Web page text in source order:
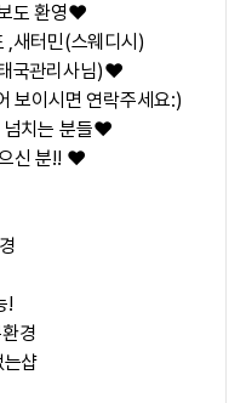
도 환영❤️
터민(스웨디시)
관리사님)❤️
보이시면 연락주세요:)
넘치는 분들❤️
신 분!! ❤️
!
경
는샵